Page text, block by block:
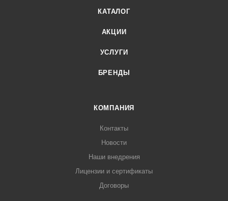
КАТАЛОГ
АКЦИИ
УСЛУГИ
БРЕНДЫ
КОМПАНИЯ
Контакты
Новости
Наши внедрения
Лицензии и сертификаты
Договоры